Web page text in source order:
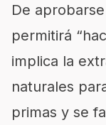
De
permitirá
implica la
naturales
primas y se